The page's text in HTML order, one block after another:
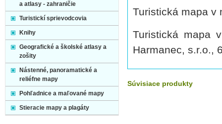
Turistická mapa v
Turistická mapa
Harmanec, s.r.o.,
Súvisiace produkty
a atlasy - zahraničie
Turistickí sprievodcovia
Knihy
Geografické a školské atlasy a
zošity
Nástenné, panoramatické a
reliéfne mapy
Pohľadnice a maľované mapy
Stieracie mapy a plagáty